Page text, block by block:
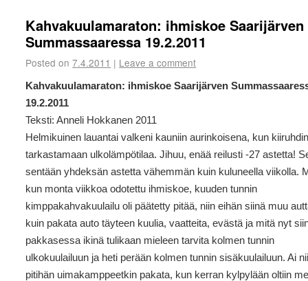
Kahvakuulamaraton: ihmiskoe Saarijärven
Summassaaressa 19.2.2011
Posted on 7.4.2011 | Leave a comment
Kahvakuulamaraton: ihmiskoe Saarijärven
19.2.2011
Teksti: Anneli Hokkanen 2011
Helmikuinen lauantai valkeni kauniin aurinkoisena, kun
tarkastamaan ulkolämpötilaa. Jihuu, enää reilusti -27 astetta!
sentään yhdeksän astetta vähemmän kuin kuluneella viikolla.
kun monta viikkoa odotettu ihmiskoe, kuuden tunnin
kimppakahvakuulailu oli päätetty pitää, niin eihän siinä muu
kuin pakata auto täyteen kuulia, vaatteita, evästä ja mitä nyt
pakkasessa ikinä tulikaan mieleen tarvita kolmen tunnin
ulkokuulailuun ja heti perään kolmen tunnin sisäkuulailuun. Ai
pitihän uimakamppeetkin pakata, kun kerran kylpylään oltiin